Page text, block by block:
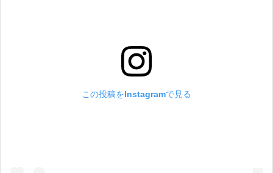
この投稿をInstagramで見る